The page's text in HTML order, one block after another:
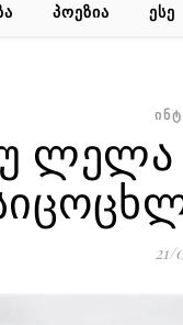
ᲞᲝᲔᲖᲘᲐ ᲔᲡᲔ
ლელა
21/